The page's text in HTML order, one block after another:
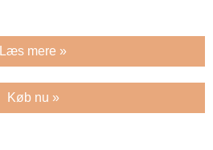
Læs mere »
Køb nu »